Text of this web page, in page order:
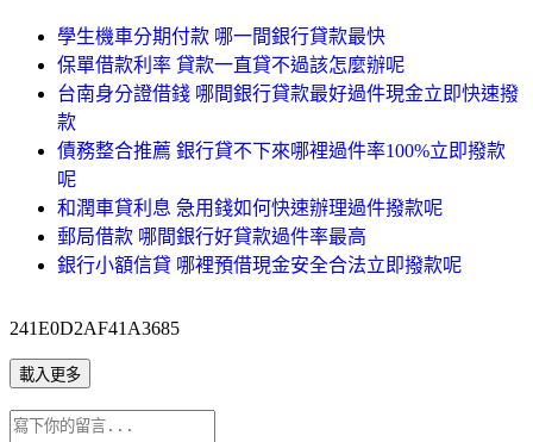
學生機車分期付款 哪一間銀行貸款最快
保單借款利率 貸款一直貸不過該怎麼辦呢
台南身分證借錢 哪間銀行貸款最好過件現金立即快速撥
款
債務整合推薦 銀行貸不下來哪裡過件率100%立即撥款
呢
和潤車貸利息 急用錢如何快速辦理過件撥款呢
郵局借款 哪間銀行好貸款過件率最高
銀行小額信貸 哪裡預借現金安全合法立即撥款呢
241E0D2AF41A3685
載入更多